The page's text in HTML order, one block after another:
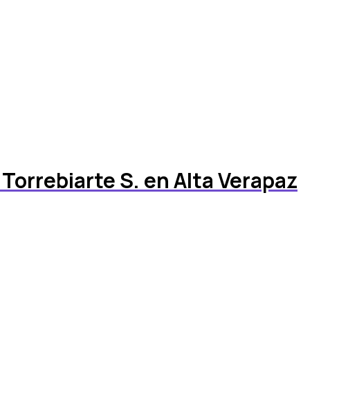
S. en Alta Verapaz